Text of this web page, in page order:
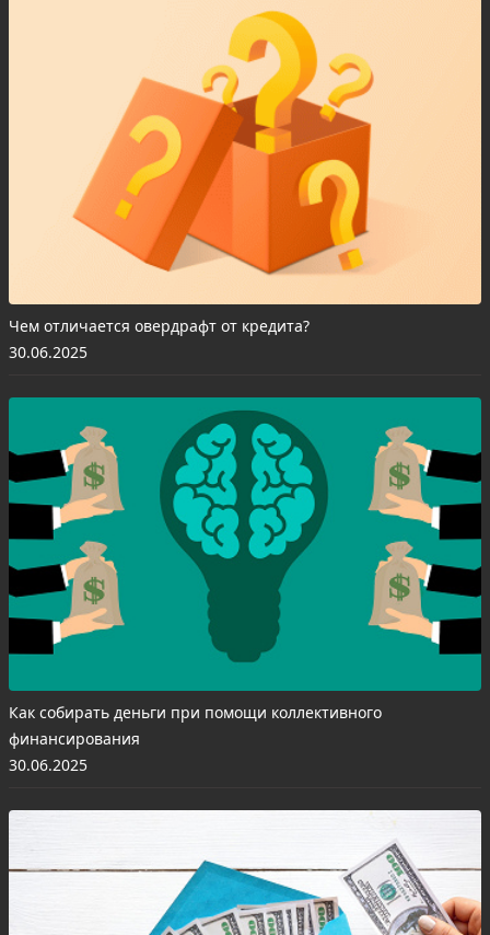
Чем отличается овердрафт от кредита?
30.06.2025
Как собирать деньги при помощи коллективного
финансирования
30.06.2025